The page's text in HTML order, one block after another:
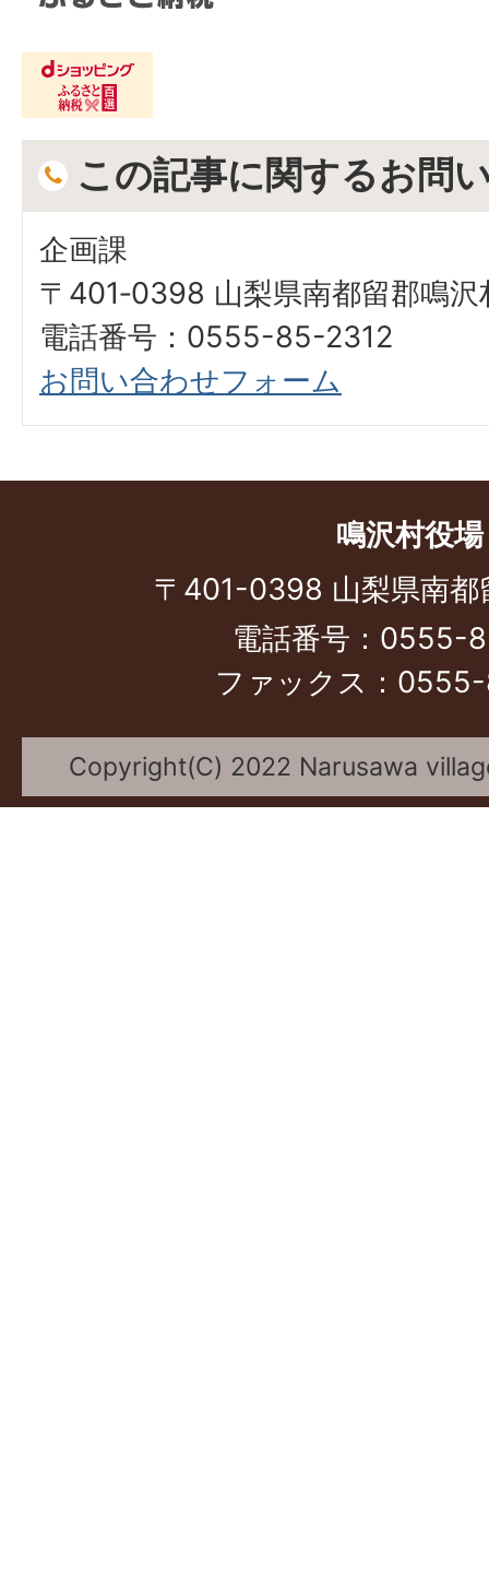
この記事に関するお問
企画課
〒401‐0398 山梨県南都留郡鳴
電話番号：0555-85-2312
お問い合わせフォーム
鳴沢村役場
〒401-0398 山梨県南都
電話番号：0555-
ファックス：
Copyright(C) 2022 Narusawa